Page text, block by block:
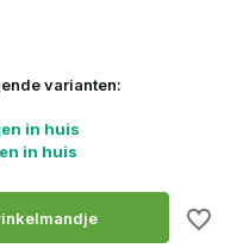
varianten:
in huis
in huis